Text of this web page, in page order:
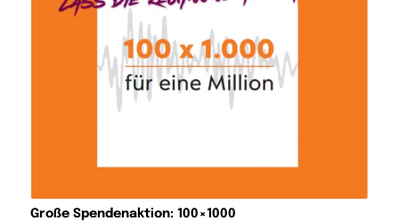
Große Spendenaktion: 100×1000